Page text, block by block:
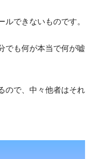
できないものです。
でも何が本当で何が嘘
ので、中々他者はそれ